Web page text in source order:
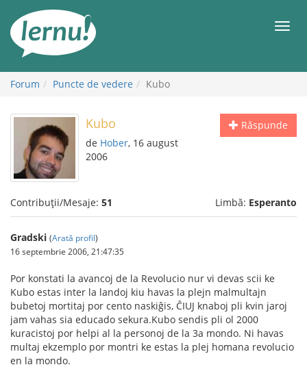
conținut
Forum Puncte de vedere Kubo
Răspunde
Kubo
de Hober, 16 august
2006
Contribuții/Mesaje: 51 Limbă: Esperanto
Gradski (Arată profil)
16 septembrie 2006, 21:47:35
Por konstati la avancoj de la Revolucio nur vi devas scii ke
Kubo estas inter la landoj kiu havas la plejn malmultajn
bubetoj mortitaj por cento naskiĝis, ĈIUJ knaboj pli kvin jaroj
jam vahas sia educado sekura.Kubo sendis pli ol 2000
kuracistoj por helpi al la personoj de la 3a mondo. Ni havas
multaj ekzemplo por montri ke estas la plej homana revolucio
en la mondo.